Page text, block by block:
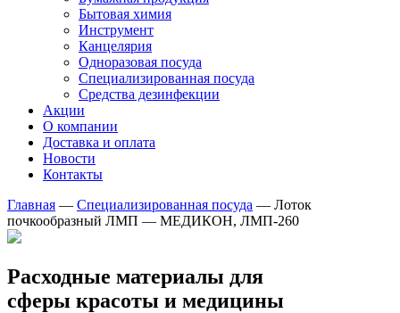
Бытовая химия
Инструмент
Канцелярия
Одноразовая посуда
Специализированная посуда
Средства дезинфекции
Акции
О компании
Доставка и оплата
Новости
Контакты
Главная — Специализированная посуда — Лоток
почкообразный ЛМП — МЕДИКОН, ЛМП-260
Расходные материалы для
сферы красоты и медицины